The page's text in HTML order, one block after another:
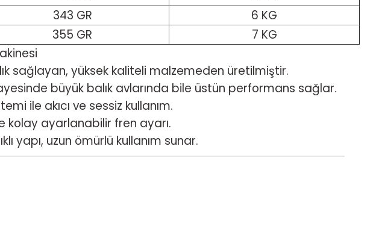
343 GR
6 KG
355 GR
7 KG
sağlayan, yüksek kaliteli malzemeden üretilmiştir.
büyük balık avlarında bile üstün performans sağlar.
ile akıcı ve sessiz kullanım.
kolay ayarlanabilir fren ayarı.
yapı, uzun ömürlü kullanım sunar.